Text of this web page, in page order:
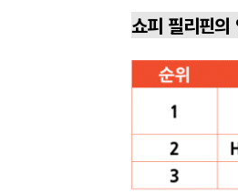
쇼피 필리핀의